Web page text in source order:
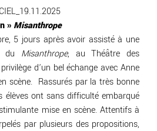
» Misanthrope
5 jours après avoir assisté à une
du Misanthrope, au Théâtre des
d’un bel échange avec Anne
scène. Rassurés par la très bonne
élèves ont sans difficulté embarqué
mise en scène. Attentifs à
par plusieurs des propositions,